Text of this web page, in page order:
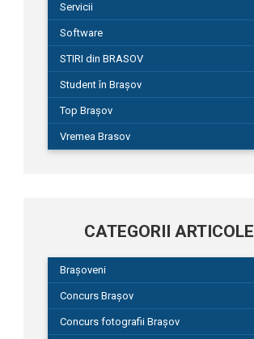
Servicii
Software
STIRI din BRASOV
Student în Brașov
Top Brașov
Vremea Brasov
CATEGORII ARTICOLE
Brașoveni
Concurs Brașov
Concurs fotografii Brașov